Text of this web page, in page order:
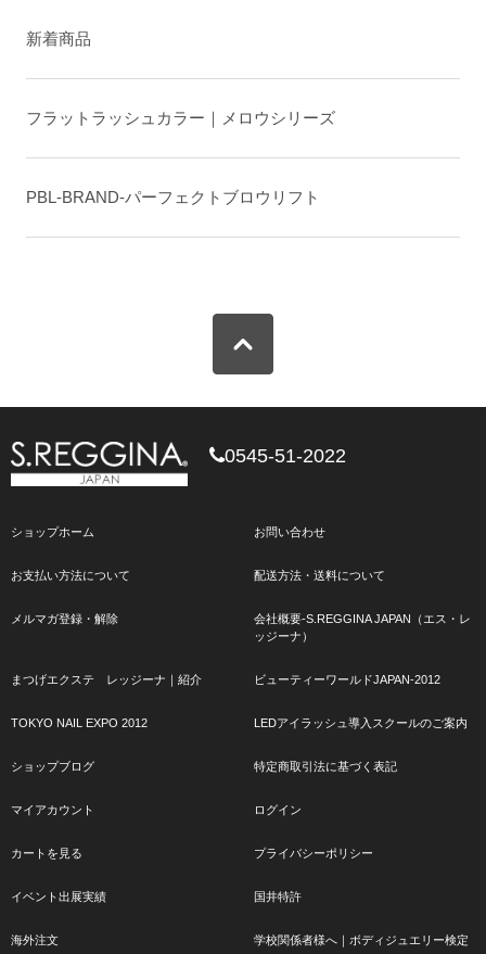
新着商品
フラットラッシュカラー｜メロウシリーズ
PBL-BRAND-パーフェクトブロウリフト
0545-51-2022
ショップホーム お問い合わせ
お支払い方法について 配送方法・送料について
メルマガ登録・解除
会社概要-S.REGGINA JAPAN（エス・レ
ッジーナ）
まつげエクステ レッジーナ｜紹介 ビューティーワールドJAPAN-2012
TOKYO NAIL EXPO 2012 LEDアイラッシュ導入スクールのご案内
ショップブログ 特定商取引法に基づく表記
マイアカウント ログイン
カートを見る プライバシーポリシー
イベント出展実績 国井特許
海外注文 学校関係者様へ｜ボディジュエリー検定